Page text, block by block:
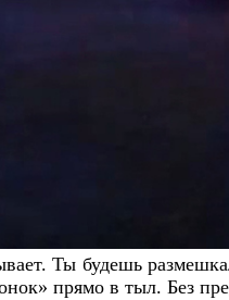
Ты будешь
прямо в тыл. Без